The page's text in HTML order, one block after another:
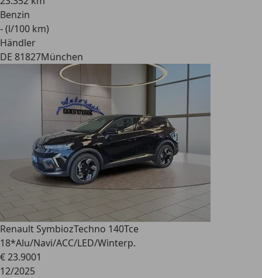
Benzin
- (l/100 km)
Händler
DE 81827München
Renault SymbiozTechno 140Tce
18*Alu/Navi/ACC/LED/Winterp.
€ 23.9001
12/2025